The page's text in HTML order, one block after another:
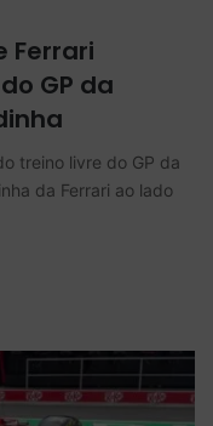
Ferrari
GP da
treino livre do GP da
da Ferrari ao lado